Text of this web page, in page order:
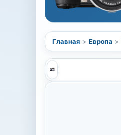
Главная > Европа >